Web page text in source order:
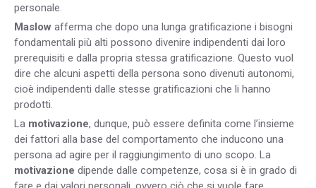
personale.
Maslow afferma che dopo una lunga gratificazione i bisogni
fondamentali più alti possono divenire indipendenti dai loro
prerequisiti e dalla propria stessa gratificazione. Questo vuol
dire che alcuni aspetti della persona sono divenuti autonomi,
cioè indipendenti dalle stesse gratificazioni che li hanno
prodotti.
La motivazione, dunque, può essere definita come l’insieme
dei fattori alla base del comportamento che inducono una
persona ad agire per il raggiungimento di uno scopo. La
motivazione dipende dalle competenze, cosa si è in grado di